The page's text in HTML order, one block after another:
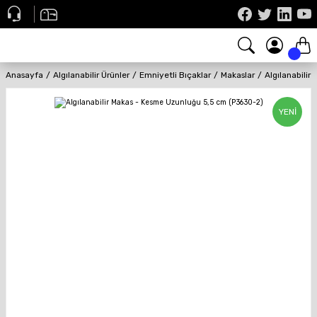
Anasayfa Algılanabilir Ürünler Emniyetli Bıçaklar Makaslar Algılanabilir
YENİ